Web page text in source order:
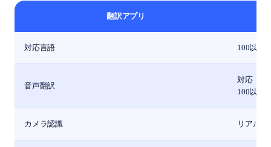
翻訳アプリ
対応言語 100以上
音声翻訳
対応
100以上
カメラ認識 リアル